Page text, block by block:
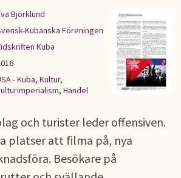
Björklund
Kubanska Föreningen
Kuba
- Kuba, Kultur,
, Handel
och turister leder offensiven.
platser att filma på, nya
Besökare på